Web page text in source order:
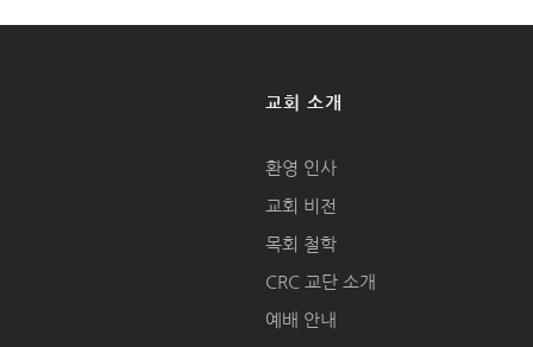
교회 소개
환영 인사
교회 비전
목회 철학
CRC 교단 소개
예배 안내